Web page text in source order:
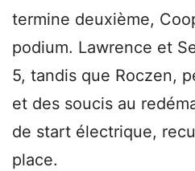
termine deuxième,
podium. Lawrence et
5, tandis que Roczen,
et des soucis au
de start électrique,
place.